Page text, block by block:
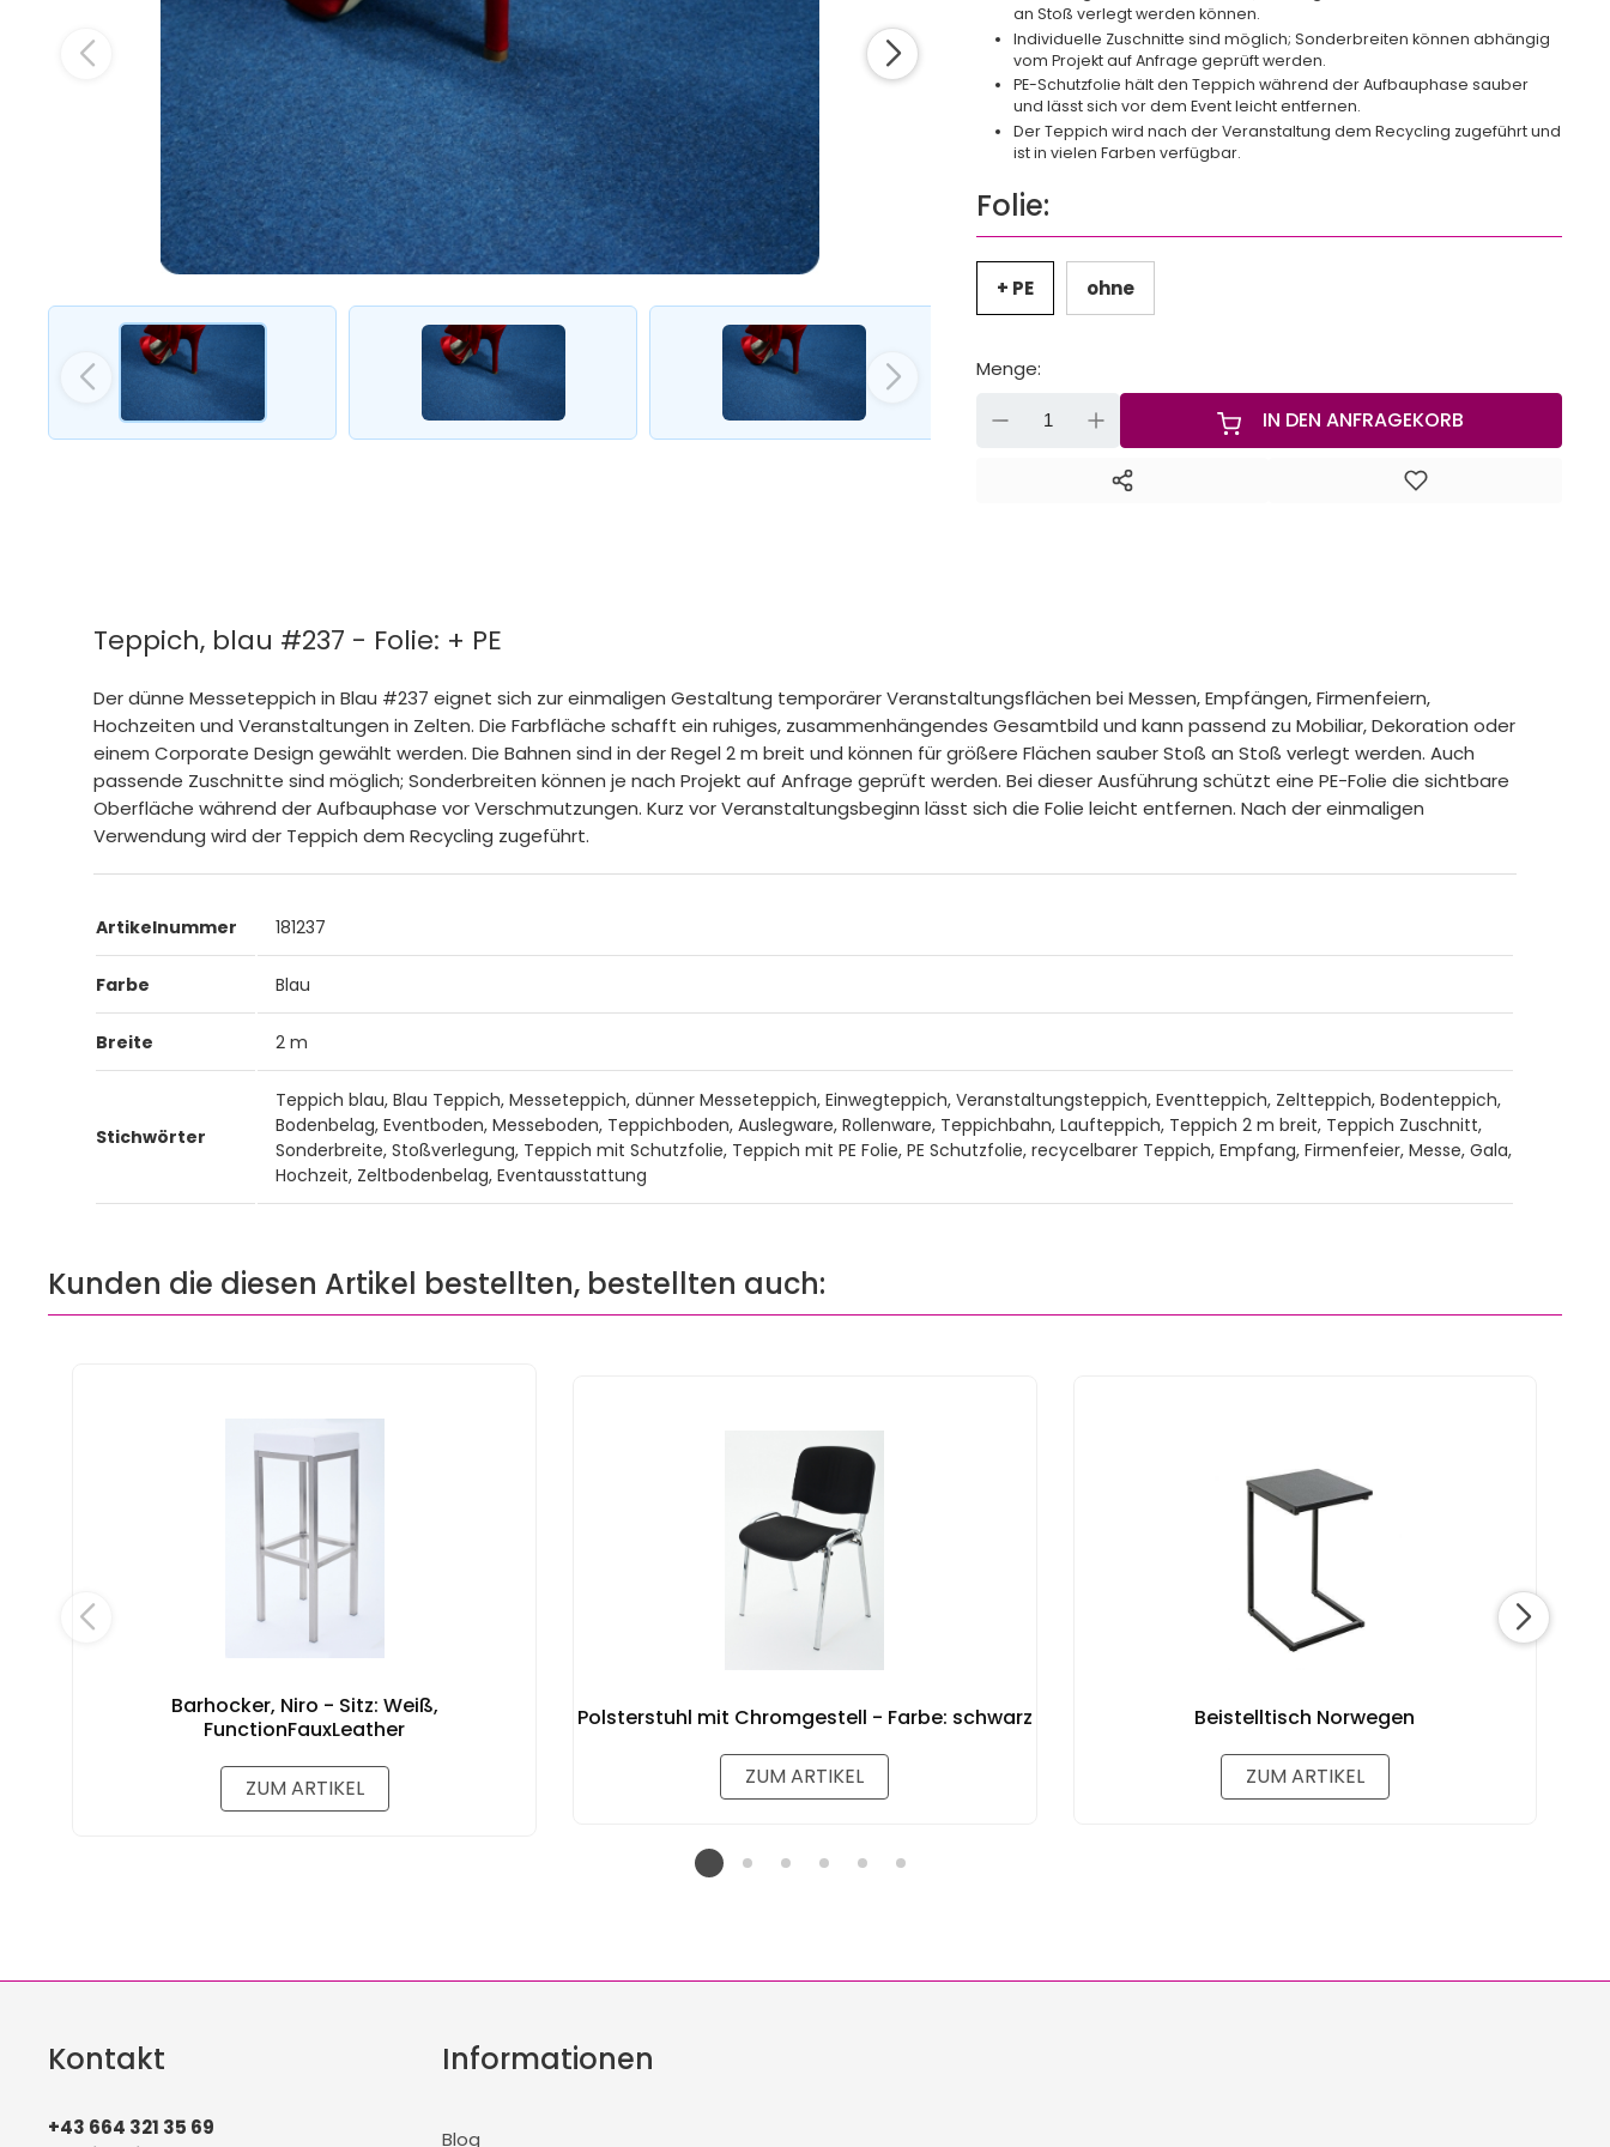
an Stoß verlegt werden können.
Individuelle Zuschnitte sind möglich; Sonderbreiten können abhängig
vom Projekt auf Anfrage geprüft werden.
PE-Schutzfolie hält den Teppich während der Aufbauphase sauber
und lässt sich vor dem Event leicht entfernen.
Der Teppich wird nach der Veranstaltung dem Recycling zugeführt und
ist in vielen Farben verfügbar.
Folie:
+ PE ohne
Menge:
IN DEN ANFRAGEKORB
Teppich, blau #237 - Folie: + PE
Der dünne Messeteppich in Blau #237 eignet sich zur einmaligen Gestaltung temporärer Veranstaltungsflächen bei Messen, Empfängen, Firmenfeiern,
Hochzeiten und Veranstaltungen in Zelten. Die Farbfläche schafft ein ruhiges, zusammenhängendes Gesamtbild und kann passend zu Mobiliar, Dekoration oder
einem Corporate Design gewählt werden. Die Bahnen sind in der Regel 2 m breit und können für größere Flächen sauber Stoß an Stoß verlegt werden. Auch
passende Zuschnitte sind möglich; Sonderbreiten können je nach Projekt auf Anfrage geprüft werden. Bei dieser Ausführung schützt eine PE-Folie die sichtbare
Oberfläche während der Aufbauphase vor Verschmutzungen. Kurz vor Veranstaltungsbeginn lässt sich die Folie leicht entfernen. Nach der einmaligen
Verwendung wird der Teppich dem Recycling zugeführt.
Artikelnummer 181237
Farbe Blau
Breite 2 m
Stichwörter
Teppich blau, Blau Teppich, Messeteppich, dünner Messeteppich, Einwegteppich, Veranstaltungsteppich, Eventteppich, Zeltteppich, Bodenteppich,
Bodenbelag, Eventboden, Messeboden, Teppichboden, Auslegware, Rollenware, Teppichbahn, Laufteppich, Teppich 2 m breit, Teppich Zuschnitt,
Sonderbreite, Stoßverlegung, Teppich mit Schutzfolie, Teppich mit PE Folie, PE Schutzfolie, recycelbarer Teppich, Empfang, Firmenfeier, Messe, Gala,
Hochzeit, Zeltbodenbelag, Eventausstattung
Kunden die diesen Artikel bestellten, bestellten auch:
Barhocker, Niro - Sitz: Weiß,
FunctionFauxLeather
ZUM ARTIKEL
Polsterstuhl mit Chromgestell - Farbe: schwarz
ZUM ARTIKEL
Beistelltisch Norwegen
ZUM ARTIKEL
Kontakt
+43 664 321 35 69
Informationen
Blog